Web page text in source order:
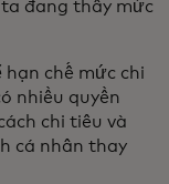
đang thấy mức
hạn chế mức chi
nhiều quyền
chi tiêu và
cá nhân thay